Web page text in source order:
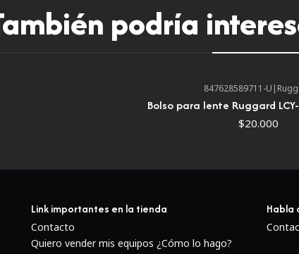
podría
847628589711-U |
Bolso para lente Ruggard
$20.000
Link importantes en la tienda
Contacto
Quiero vender mis equipos ¿Cómo lo hago?
Habla